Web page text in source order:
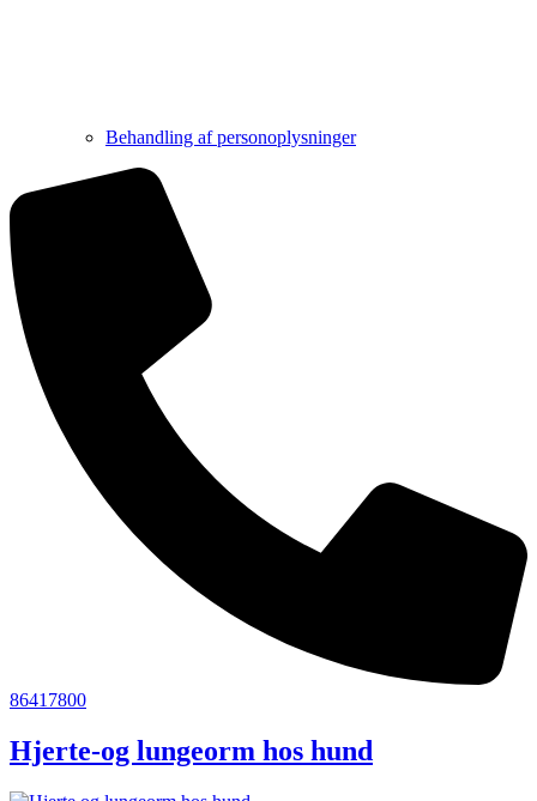
Behandling af personoplysninger
86417800
Hjerte-og lungeorm hos hund